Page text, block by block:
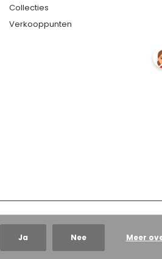
Collecties
Verkooppunten
Ja Nee Meer